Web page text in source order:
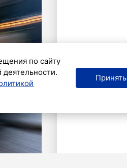
по сайту
Принять